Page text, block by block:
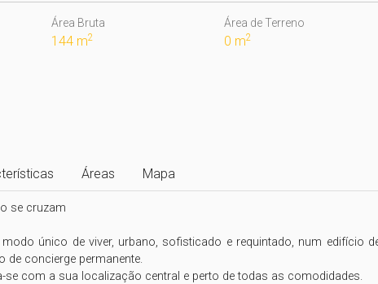
Área Bruta
144 m2
Área de Terreno
0 m2
Áreas Mapa
se cruzam
único de viver, urbano, sofisticado e requintado, num
de concierge permanente.
se com a sua localização central e perto de todas as comodidades.